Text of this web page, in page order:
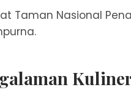
Taman Nasional